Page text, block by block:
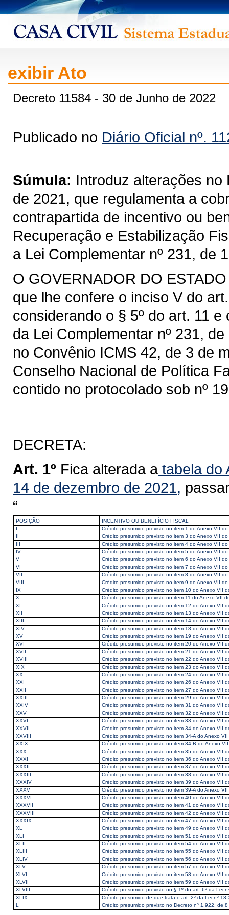
exibir Ato
Decreto 11584 - 30 de Junho de 2022
Publicado no Diário Oficial nº.
Súmula: Introduz alterações no
de 2021, que regulamenta a
contrapartida de incentivo ou
Recuperação e Estabilização
a Lei Complementar nº 231, de
O GOVERNADOR DO
que lhe confere o inciso V do
considerando o § 5º do art. 11
da Lei Complementar nº 231,
no Convênio ICMS 42, de 3 de
Conselho Nacional de Política
contido no protocolado sob nº
DECRETA:
Art. 1º Fica alterada atabela do
14 de dezembro de 2021,
“
POSIÇÃO
INCENTIVO OU BENEFÍCIO FISCAL
I
Crédito presumido previsto no item 1 do Anexo VII
II
Crédito presumido previsto no item 3 do Anexo VII
III
Crédito presumido previsto no item 4 do Anexo VII
IV
Crédito presumido previsto no item 5 do Anexo VII
V
Crédito presumido previsto no item 6 do Anexo VII
VI
Crédito presumido previsto no item 7 do Anexo VII
VII
Crédito presumido previsto no item 8 do Anexo VII
VIII
Crédito presumido previsto no item 9 do Anexo VII
IX
Crédito presumido previsto no item 10 do Anexo VII
X
Crédito presumido previsto no item 11 do Anexo VII
XI
Crédito presumido previsto no item 12 do Anexo VII
XII
Crédito presumido previsto no item 13 do Anexo VII
XIII
Crédito presumido previsto no item 14 do Anexo VII
XIV
Crédito presumido previsto no item 18 do Anexo VII
XV
Crédito presumido previsto no item 19 do Anexo VII
XVI
Crédito presumido previsto no item 20 do Anexo VII
XVII
Crédito presumido previsto no item 21 do Anexo VII
XVIII
Crédito presumido previsto no item 22 do Anexo VII
XIX
Crédito presumido previsto no item 23 do Anexo VII
XX
Crédito presumido previsto no item 24 do Anexo VII
XXI
Crédito presumido previsto no item 26 do Anexo VII
XXII
Crédito presumido previsto no item 27 do Anexo VII
XXIII
Crédito presumido previsto no item 29 do Anexo VII
XXIV
Crédito presumido previsto no item 31 do Anexo VII
XXV
Crédito presumido previsto no item 32 do Anexo VII
XXVI
Crédito presumido previsto no item 33 do Anexo VII
XXVII
Crédito presumido previsto no item 34 do Anexo VII
XXVIII
Crédito presumido previsto no item 34-A do Anexo
XXIX
Crédito presumido previsto no item 34-B do Anexo
XXX
Crédito presumido previsto no item 35 do Anexo VII
XXXI
Crédito presumido previsto no item 36 do Anexo VII
XXXII
Crédito presumido previsto no item 37 do Anexo VII
XXXIII
Crédito presumido previsto no item 38 do Anexo VII
XXXIV
Crédito presumido previsto no item 39 do Anexo VII
XXXV
Crédito presumido previsto no item 39-A do Anexo
XXXVI
Crédito presumido previsto no item 40 do Anexo VII
XXXVII
Crédito presumido previsto no item 41 do Anexo VII
XXXVIII
Crédito presumido previsto no item 42 do Anexo VII
XXXIX
Crédito presumido previsto no item 47 do Anexo VII
XL
Crédito presumido previsto no item 49 do Anexo VII
XLI
Crédito presumido previsto no item 51 do Anexo VII
XLII
Crédito presumido previsto no item 54 do Anexo VII
XLIII
Crédito presumido previsto no item 55 do Anexo VII
XLIV
Crédito presumido previsto no item 56 do Anexo VII
XLV
Crédito presumido previsto no item 57 do Anexo VII
XLVI
Crédito presumido previsto no item 58 do Anexo VII
XLVII
Crédito presumido previsto no item 59 do Anexo VII
XLVIII
Crédito presumido previsto no § 1º do art. 6º da Lei
XLIX
Crédito presumido de que trata o art. 2º da Lei nº
L
Crédito presumido previsto no Decreto nº 1.922, de